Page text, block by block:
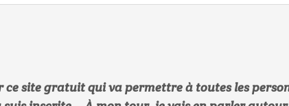
ce site gratuit qui va permettre à toutes les